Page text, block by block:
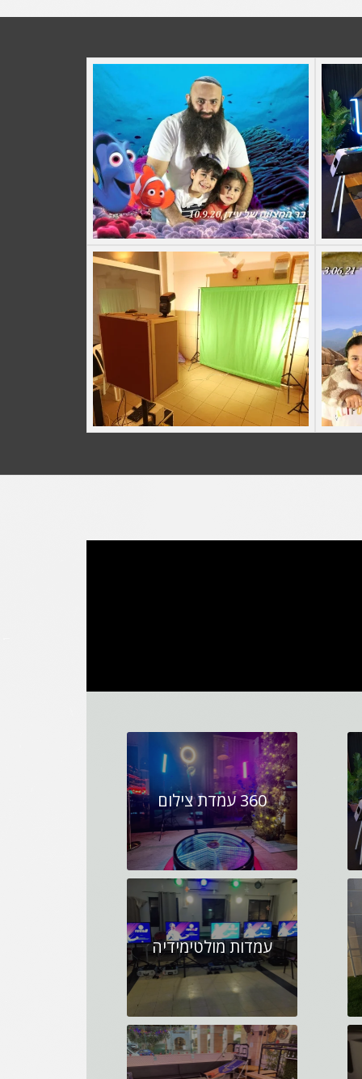
360 עמדת צילום
עמדות מולטימידיה